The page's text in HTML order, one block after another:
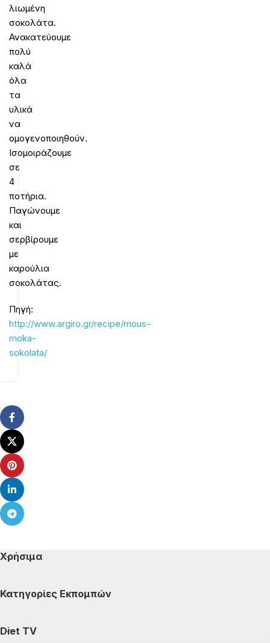
λιωμένη
σοκολάτα.
Ανακατεύουμε
πολύ
καλά
όλα
τα
υλικά
να
ομογενοποιηθούν.
Ισομοιράζουμε
σε
4
ποτήρια.
Παγώνουμε
και
σερβίρουμε
με
καρούλια
σοκολάτας.
Πηγή:
http://www.argiro.gr/recipe/mous-
moka-
sokolata/
Χρήσιμα
Κατηγορίες Εκπομπών
Diet TV